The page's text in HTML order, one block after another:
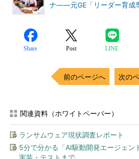
ナ――元GE「リーダー育成
Share Post LINE
前のページへ 次の
関連資料（ホワイトペーパー）
ランサムウェア現状調査レポート
5分で分かる「AI駆動開発エージェン
実装・テストまで